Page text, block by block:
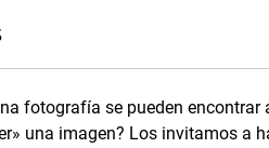
fotografía se pueden
una imagen? Los invitamos a